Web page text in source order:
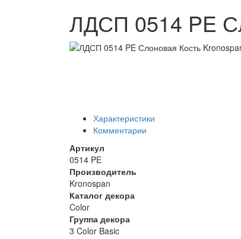
ЛДСП 0514 PE
Характеристики
Комментарии
Артикул
0514 PE
Производитель
Kronospan
Каталог декора
Color
Группа декора
3 Color Basic